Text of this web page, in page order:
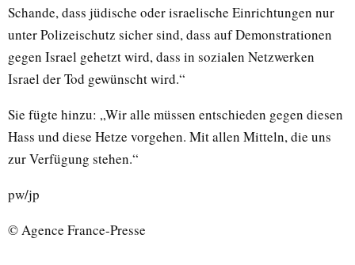
Schande, dass jüdische oder israelische Einrichtungen nur
unter Polizeischutz sicher sind, dass auf Demonstrationen
gegen Israel gehetzt wird, dass in sozialen Netzwerken
Israel der Tod gewünscht wird.“
Sie fügte hinzu: „Wir alle müssen entschieden gegen diesen
Hass und diese Hetze vorgehen. Mit allen Mitteln, die uns
zur Verfügung stehen.“
pw/jp
© Agence France-Presse